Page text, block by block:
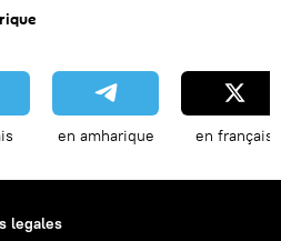
en amharique en français
legales